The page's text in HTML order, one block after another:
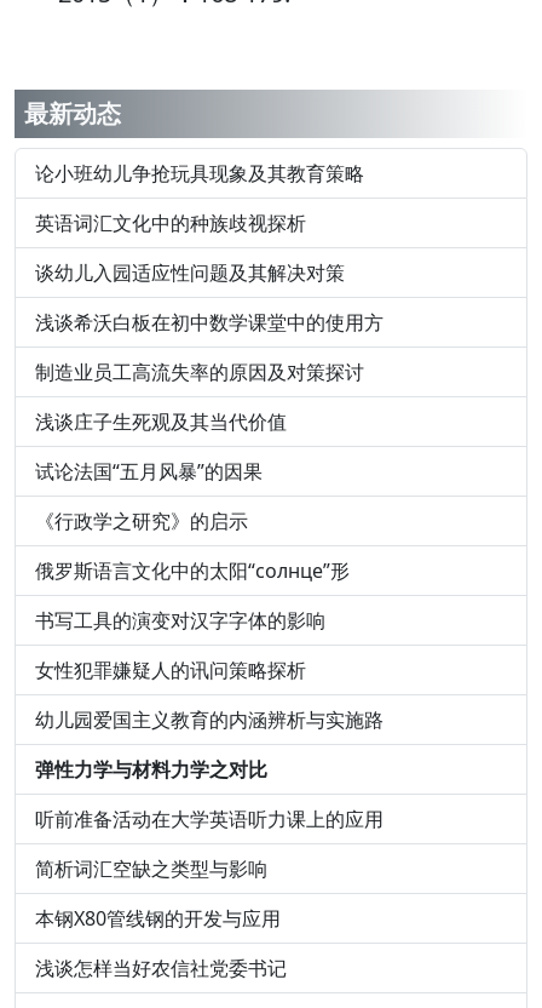
最新动态
论小班幼儿争抢玩具现象及其教育策略
英语词汇文化中的种族歧视探析
谈幼儿入园适应性问题及其解决对策
浅谈希沃白板在初中数学课堂中的使用方
制造业员工高流失率的原因及对策探讨
浅谈庄子生死观及其当代价值
试论法国“五月风暴”的因果
《行政学之研究》的启示
俄罗斯语言文化中的太阳“солнце”形
书写工具的演变对汉字字体的影响
女性犯罪嫌疑人的讯问策略探析
幼儿园爱国主义教育的内涵辨析与实施路
弹性力学与材料力学之对比
听前准备活动在大学英语听力课上的应用
简析词汇空缺之类型与影响
本钢X80管线钢的开发与应用
浅谈怎样当好农信社党委书记